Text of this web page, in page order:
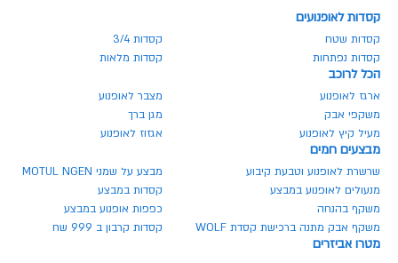
קסדות לאופנועים
קסדות שטח
קסדות 3/4
קסדות נפתחות
קסדות מלאות
הכל לרוכב
ארגז לאופנוע
מצבר לאופנוע
משקפי אבק
מגן ברך
מעיל קיץ לאופנוע
אגזוז לאופנוע
מבצעים חמים
שרשרת לאופנוע וטבעת קיבוע
מבצע על שמני MOTUL NGEN
מנעולים לאופנוע במבצע
קסדות במבצע
משקף בהנחה
כפפות אופנוע במבצע
משקף אבק מתנה ברכישת קסדת WOLF
קסדות קרבון ב 999 שח
מטרו אביזרים